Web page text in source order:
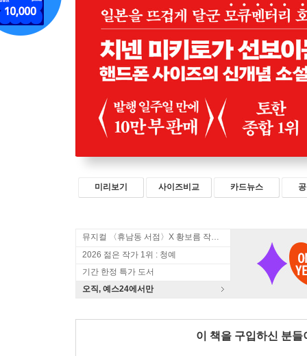
미리보기 사이즈비교 카드뉴스
2026 젊은 작가 1위 : 청예
기간 한정 특가 도서
오직, 예스24에서만
이 책을 구입하신 분